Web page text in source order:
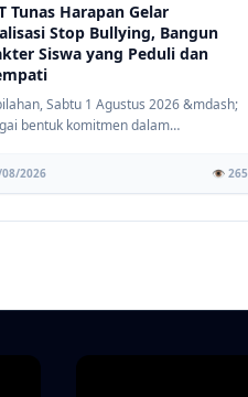
Tunas Harapan Gelar
Stop Bullying, Bangun
Siswa yang Peduli dan
Sabtu 1 Agustus 2026 &mdash;
bentuk komitmen dalam
2026 👁️ 265